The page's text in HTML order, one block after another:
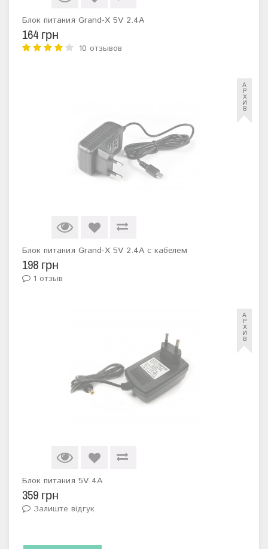
Блок питания Grand-X 5V 2.4A
164 грн
10 отзывов
А
Р
Х
И
В
Блок питания Grand-X 5V 2.4A с кабелем
198 грн
1 отзыв
А
Р
Х
И
В
Блок питания 5V 4A
359 грн
Залиште відгук